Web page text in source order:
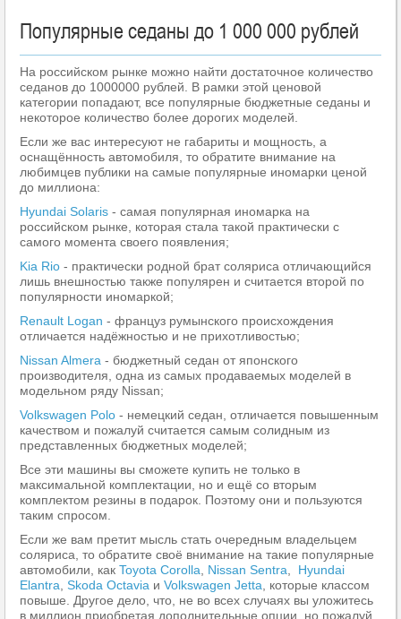
Популярные седаны до 1 000 000 рублей
На российском рынке можно найти достаточное количество
седанов до 1000000 рублей. В рамки этой ценовой
категории попадают, все популярные бюджетные седаны и
некоторое количество более дорогих моделей.
Если же вас интересуют не габариты и мощность, а
оснащённость автомобиля, то обратите внимание на
любимцев публики на самые популярные иномарки ценой
до миллиона:
Hyundai Solaris - самая популярная иномарка на
российском рынке, которая стала такой практически с
самого момента своего появления;
Kia Rio - практически родной брат соляриса отличающийся
лишь внешностью также популярен и считается второй по
популярности иномаркой;
Renault Logan - француз румынского происхождения
отличается надёжностью и не прихотливостью;
Nissan Almera - бюджетный седан от японского
производителя, одна из самых продаваемых моделей в
модельном ряду Nissan;
Volkswagen Polo - немецкий седан, отличается повышенным
качеством и пожалуй считается самым солидным из
представленных бюджетных моделей;
Все эти машины вы сможете купить не только в
максимальной комплектации, но и ещё со вторым
комплектом резины в подарок. Поэтому они и пользуются
таким спросом.
Если же вам претит мысль стать очередным владельцем
соляриса, то обратите своё внимание на такие популярные
автомобили, как Toyota Corolla Nissan Sentra
Hyundai
Elantra Skoda Octavia и Volkswagen Jetta , которые классом
повыше. Другое дело, что, не во всех случаях вы уложитесь
в миллион приобретая дополнительные опции, но пожалуй